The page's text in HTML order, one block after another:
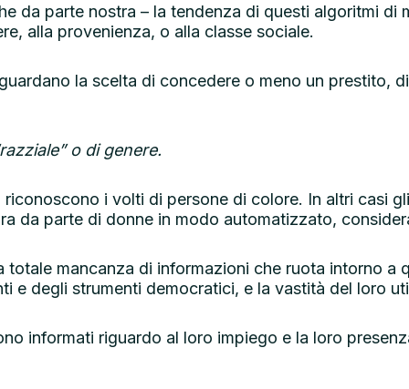
da parte nostra – la tendenza di questi algoritmi di
alla provenienza, o alla classe sociale.
la scelta di concedere o meno un prestito,
o di genere.
i volti di persone di colore. In altri casi
da parte di donne in modo automatizzato,
mancanza di informazioni che ruota intorno a
e degli strumenti democratici, e la vastità del loro
informati riguardo al loro impiego e la loro